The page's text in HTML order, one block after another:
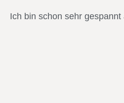
Ich bin schon sehr